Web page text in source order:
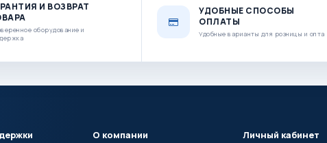
И ВОЗВРАТ
оборудование и
УДОБНЫЕ СПОСОБЫ
ОПЛАТЫ
Удобные варианты для розницы и опта
О компании Личный кабинет